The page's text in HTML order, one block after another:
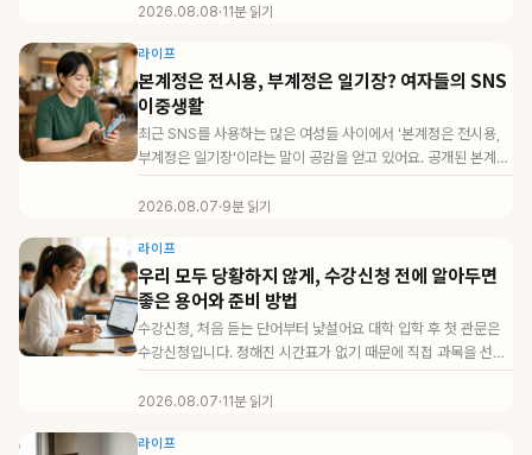
2026.08.08·11분 읽기
라이프
본계정은 전시용, 부계정은 일기장? 여자들의 SNS
이중생활
최근 SNS를 사용하는 많은 여성들 사이에서 '본계정은 전시용,
부계정은 일기장'이라는 말이 공감을 얻고 있어요. 공개된 본계정
에서는 깔끔하게 ...
2026.08.07·9분 읽기
라이프
우리 모두 당황하지 않게, 수강신청 전에 알아두면
좋은 용어와 준비 방법
수강신청, 처음 듣는 단어부터 낯설어요 대학 입학 후 첫 관문은
수강신청입니다. 정해진 시간표가 없기 때문에 직접 과목을 선택
해야 하지만, '전...
2026.08.07·11분 읽기
라이프